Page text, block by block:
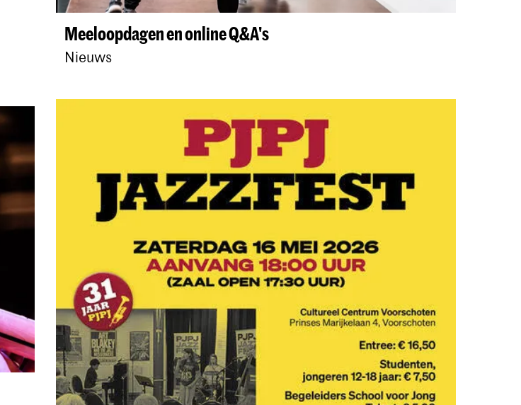
Meeloopdagen en online Q&A's
Nieuws